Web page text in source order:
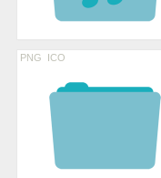
PNG ICO